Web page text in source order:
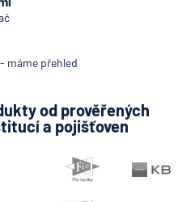
máme přehled
od prověřených
a pojišťoven